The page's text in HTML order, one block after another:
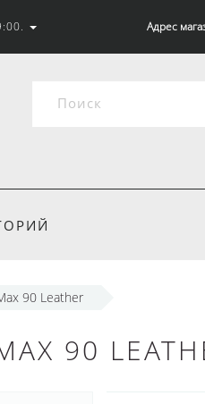
Адрес
90 Leather
90